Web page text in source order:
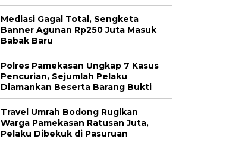
Mediasi Gagal Total, Sengketa
Banner Agunan Rp250 Juta Masuk
Babak Baru
Polres Pamekasan Ungkap 7 Kasus
Pencurian, Sejumlah Pelaku
Diamankan Beserta Barang Bukti
Travel Umrah Bodong Rugikan
Warga Pamekasan Ratusan Juta,
Pelaku Dibekuk di Pasuruan